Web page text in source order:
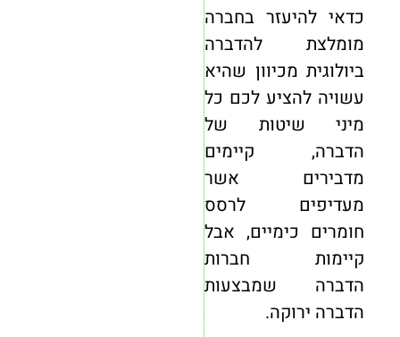
כדאי להיעזר בחברה
מומלצת להדברה
ביולוגית מכיוון שהיא
עשויה להציע לכם כל
מיני שיטות של
הדברה, קיימים
מדבירים אשר
מעדיפים לרסס
חומרים כימיים, אבל
קיימות
חברות
הדברהשמבצעות
הדברה ירוקה.